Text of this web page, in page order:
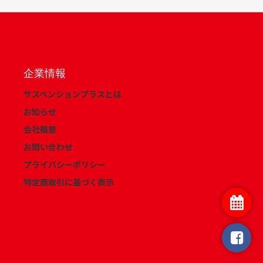
企業情報
サスペンションプラスとは
お知らせ
会社概要
お問い合わせ
プライバシーポリシー
特定商取引に基づく表示